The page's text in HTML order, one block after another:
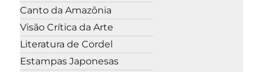
Canto da Amazônia
Visão Crítica da Arte
Literatura de Cordel
Estampas Japonesas